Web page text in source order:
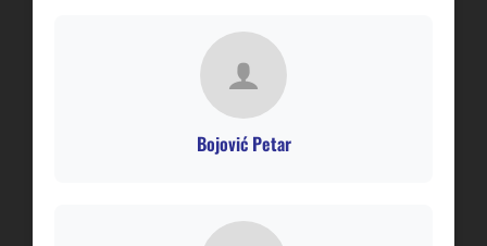
Bojović Petar